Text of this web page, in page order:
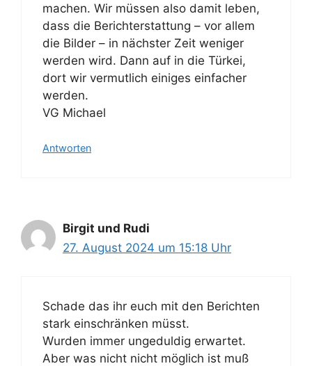
machen. Wir müssen also damit leben,
dass die Berichterstattung – vor allem
die Bilder – in nächster Zeit weniger
werden wird. Dann auf in die Türkei,
dort wir vermutlich einiges einfacher
werden.
VG Michael
Antworten
Birgit und Rudi
27. August 2024 um 15:18 Uhr
Schade das ihr euch mit den Berichten
stark einschränken müsst.
Wurden immer ungeduldig erwartet.
Aber was nicht nicht möglich ist muß